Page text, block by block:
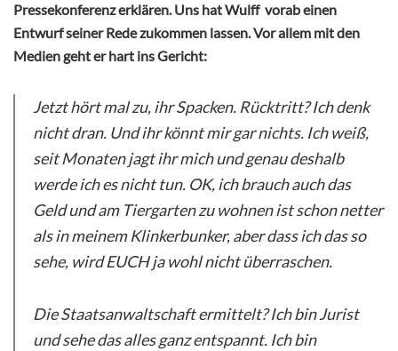
Pressekonferenz erklären. Uns hat Wulff vorab einen
Entwurf seiner Rede zukommen lassen. Vor allem mit den
Medien geht er hart ins Gericht:
Jetzt hört mal zu, ihr Spacken. Rücktritt? Ich denk
nicht dran. Und ihr könnt mir gar nichts. Ich weiß,
seit Monaten jagt ihr mich und genau deshalb
werde ich es nicht tun. OK, ich brauch auch das
Geld und am Tiergarten zu wohnen ist schon netter
als in meinem Klinkerbunker, aber dass ich das so
sehe, wird EUCH ja wohl nicht überraschen.
Die Staatsanwaltschaft ermittelt? Ich bin Jurist
und sehe das alles ganz entspannt. Ich bin